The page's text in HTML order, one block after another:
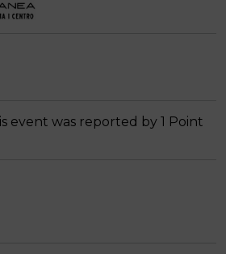
event was reported by 1 Point